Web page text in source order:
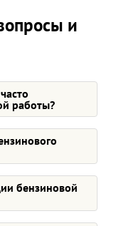
и
работы?
бензиновой